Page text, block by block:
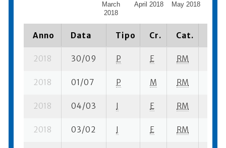
March
2018
April 2018 May 2018
Anno Data Tipo Cr. Cat.
2018 30/09 P E RM
2018 01/07 P M RM
2018 04/03 I E RM
2018 03/02 I E RM